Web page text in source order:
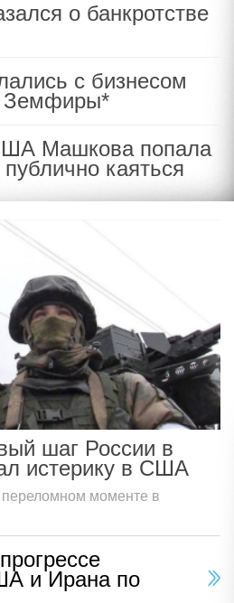
о банкротстве
с бизнесом
Земфиры*
Машкова попала
каяться
шаг России в
истерику в США
моменте в
и Ирана по